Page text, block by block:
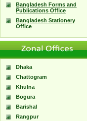
Bangladesh Forms and
Publications Office
Bangladesh Stationery
Office
Dhaka
Chattogram
Khulna
Bogura
Barishal
Rangpur